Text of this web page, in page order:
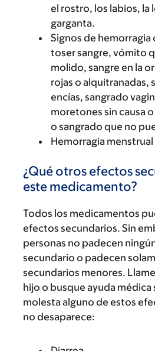
el rostro, los labios, la
garganta.
Signos de
toser sangre, vómito
molido, sangre en la
rojas o alquitranadas,
encías, sangrado
moretones sin causa
o sangrado que no
Hemorragia menstrual
¿Qué otros efectos
este medicamento?
Todos los medicamentos
efectos secundarios. Sin
personas no padecen
secundario o padecen
secundarios menores.
hijo o busque ayuda médica
molesta alguno de estos
no desaparece: